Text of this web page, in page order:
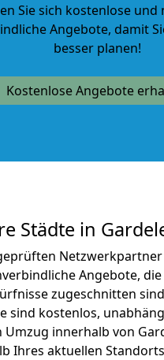
Sie sich kostenlose und
Angebote, damit
besser planen!
Kostenlose Angebote
Städte in
Angebote,
zugeschnitten
sind kostenlos,
Umzug innerhalb von
Ihres aktuellen